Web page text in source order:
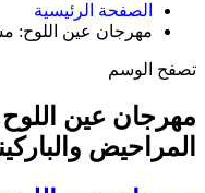
الصفحة الرئيسية
مهرجان عين اللوح:
تصفح الوسم
مهرجان عين
المراحيض